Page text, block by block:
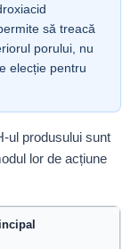
să treacă
porului, nu
elecție pentru
ul produsului sunt
lor de acțiune